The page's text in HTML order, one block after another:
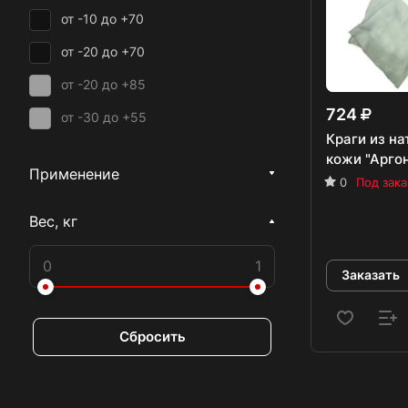
724
Краги из
кожи
0 Под
Заказать
1/30000
от -10 до +70
от -20 до +70
от -20 до +85
от -30 до +55
от -40 до +55
от -40 до 130
от -5 до +55
Применение
Вес, кг
Сбросить